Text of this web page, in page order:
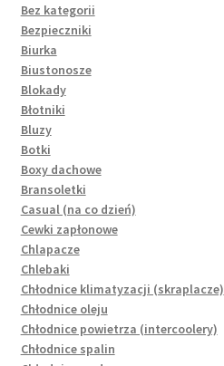
Bez kategorii
Bezpieczniki
Biurka
Biustonosze
Blokady
Błotniki
Bluzy
Botki
Boxy dachowe
Bransoletki
Casual (na co dzień)
Cewki zapłonowe
Chlapacze
Chlebaki
Chłodnice klimatyzacji (skraplacze)
Chłodnice oleju
Chłodnice powietrza (intercoolery)
Chłodnice spalin